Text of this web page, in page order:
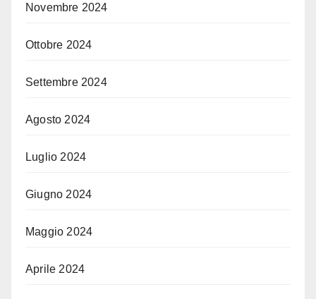
Novembre 2024
Ottobre 2024
Settembre 2024
Agosto 2024
Luglio 2024
Giugno 2024
Maggio 2024
Aprile 2024